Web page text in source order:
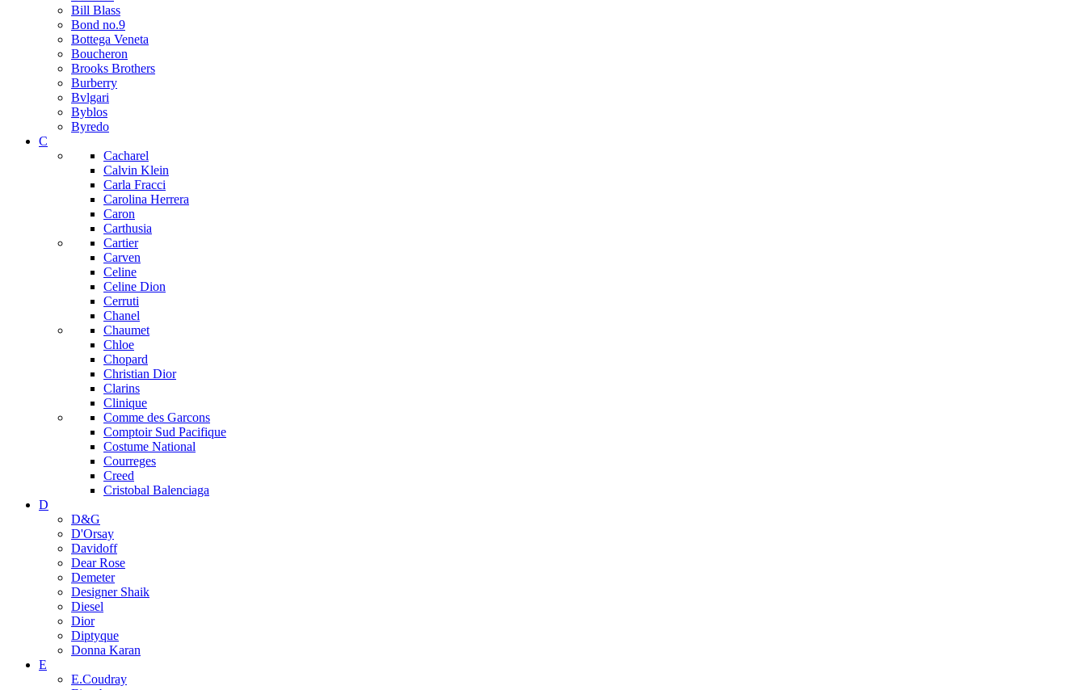
Bill Blass
Bond no.9
Bottega Veneta
Boucheron
Brooks Brothers
Burberry
Bvlgari
Byblos
Byredo
C
Cacharel
Calvin Klein
Carla Fracci
Carolina Herrera
Caron
Carthusia
Cartier
Carven
Celine
Celine Dion
Cerruti
Chanel
Chaumet
Chloe
Chopard
Christian Dior
Clarins
Clinique
Comme des Garcons
Comptoir Sud Pacifique
Costume National
Courreges
Creed
Cristobal Balenciaga
D
D&G
D'Orsay
Davidoff
Dear Rose
Demeter
Designer Shaik
Diesel
Dior
Diptyque
Donna Karan
E
E.Coudray